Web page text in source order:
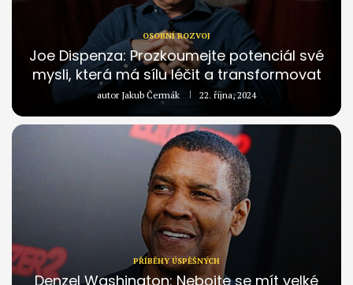
OSOBNÍ ROZVOJ
Joe Dispenza: Prozkoumejte potenciál své
mysli, která má sílu léčit a transformovat
autor Jakub Čermák 22. října, 2024
PŘÍBĚHY ÚSPĚŠNÝCH
Denzel Washington: Nebojte se mít velké